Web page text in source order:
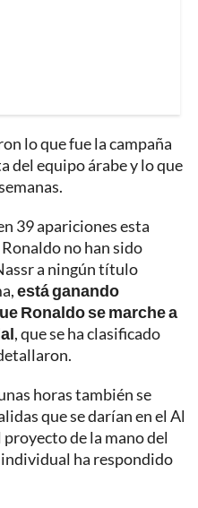
lo que fue la campaña
del equipo árabe y lo que
39 apariciones esta
no han sido
a ningún título
está ganando
Ronaldo se marche a
, que se ha clasificado
horas también se
que se darían en el Al
de la mano del
ha respondido